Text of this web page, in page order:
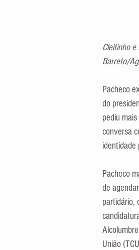
Cleitinho
Barreto/
Pacheco
do
pediu
conversa
identidade
Pacheco
de
partidário,
União